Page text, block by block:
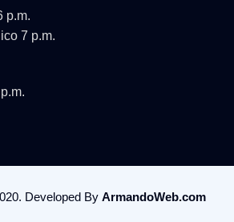
p.m.
7 p.m.
Developed By ArmandoWeb.com